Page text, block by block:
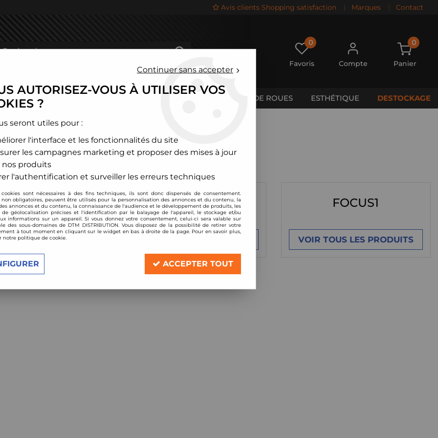
Avis clients Shopping satisfaction | Marques | Contact
0
Favoris Compte
0
Panier
CALES DE ROUES ESTHÉTIQUE DESTOCKAGE
>Ford > Focus
FOCUS
FOCUS 2
LES PRODUITS
FOCUS 3 FOCUS1
VOIR TOUS LES PRODUITS
Continuer sans accepter
AUTORISEZ-VOUS À UTILISER VOS
?
seront utiles pour :
l'interface et les fonctionnalités du site
les campagnes marketing et proposer des mises à jour
nos produits
l'authentification et surveiller les erreurs techniques
cookies sont nécessaires à des fins techniques, ils sont donc dispensés de consentement.
non obligatoires, peuvent être utilisés pour la personnalisation des annonces et du contenu, la
annonces et du contenu, la connaissance de l'audience et le développement de produits, les
de géolocalisation précises et l'identification par le balayage de l'appareil, le stockage et/ou
informations sur un appareil. Si vous donnez votre consentement, celui-ci sera valable sur
des sous-domaines de DTM DISTRIBUTION. Vous disposez de la possibilité de retirer votre
à tout moment en cliquant sur le widget en bas à droite de la page. Pour en savoir plus,
notre politique de cookie.
ACCEPTER TOUT